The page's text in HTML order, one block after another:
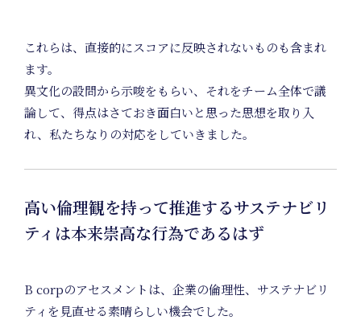
これらは、直接的にスコアに反映されないものも含まれ
ます。
異文化の設問から示唆をもらい、それをチーム全体で議
論して、得点はさておき面白いと思った思想を取り入
れ、私たちなりの対応をしていきました。
高い倫理観を持って推進するサステナビリ
ティは本来崇高な行為であるはず
B corpのアセスメントは、企業の倫理性、サステナビリ
ティを見直せる素晴らしい機会でした。